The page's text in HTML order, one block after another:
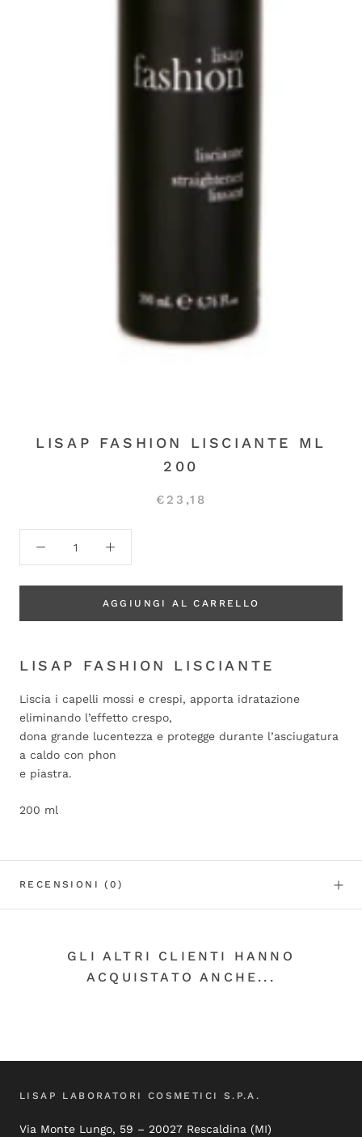
LISAP FASHION LISCIANTE ML
200
€23,18
AGGIUNGI AL CARRELLO
LISAP FASHION LISCIANTE
Liscia i capelli mossi e crespi, apporta idratazione
eliminando l’effetto crespo,
dona grande lucentezza e protegge durante l’asciugatura
a caldo con phon
e piastra.
200 ml
RECENSIONI(0)
GLI ALTRI CLIENTI HANNO
ACQUISTATO ANCHE...
LISAP LABORATORI COSMETICI S.P.A.
Via Monte Lungo, 59 – 20027 Rescaldina (MI)